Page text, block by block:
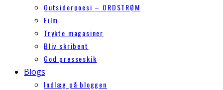
Outsiderpoesi – ORDSTRØM
Film
Trykte magasiner
Bliv skribent
God presseskik
Blogs
Indlæg på bloggen